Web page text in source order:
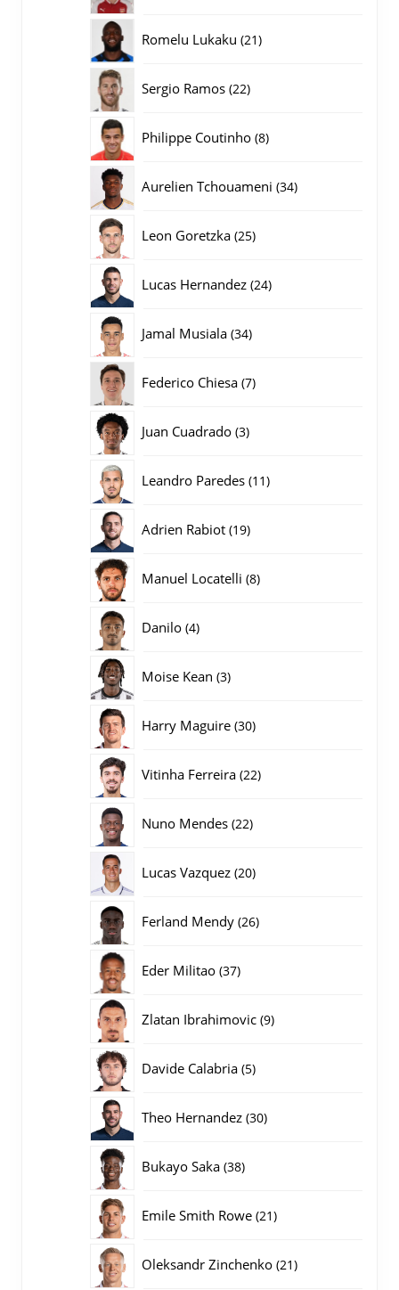
Romelu Lukaku 2121
Sergio Ramos 2222
Philippe Coutinho 88
Aurelien Tchouameni 3434
Leon Goretzka 2525
Lucas Hernandez 2424
Jamal Musiala 3434
Federico Chiesa 77
Juan Cuadrado 33
Leandro Paredes 1111
Adrien Rabiot 1919
Manuel Locatelli 88
Danilo 44
Moise Kean 33
Harry Maguire 3030
Vitinha Ferreira 2222
Nuno Mendes 2222
Lucas Vazquez 2020
Ferland Mendy 2626
Eder Militao 3737
Zlatan Ibrahimovic 99
Davide Calabria 55
Theo Hernandez 3030
Bukayo Saka 3838
Emile Smith Rowe 2121
Oleksandr Zinchenko 2121